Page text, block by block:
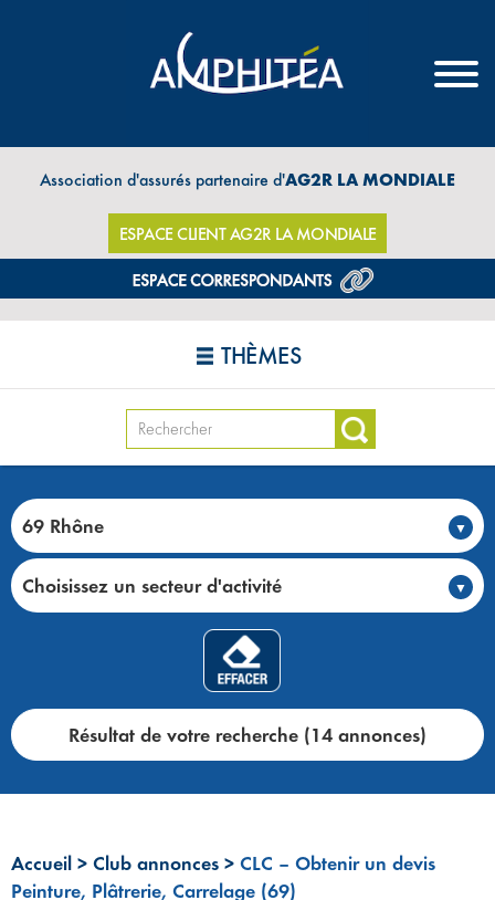
Association d'assurés partenaire d'AG2R LA MONDIALE
ESPACE CLIENT AG2R LA MONDIALE
THÈMES
69 Rhône
Choisissez un secteur d'activité
Résultat de votre recherche (14 annonces)
Accueil > Club annonces > CLC – Obtenir un devis
Peinture, Plâtrerie, Carrelage (69)